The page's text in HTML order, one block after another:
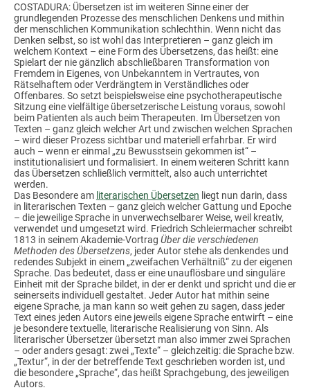
COSTADURA: Übersetzen ist im weiteren Sinne einer der
grundlegenden Prozesse des menschlichen Denkens und mithin
der menschlichen Kommunikation schlechthin. Wenn nicht das
Denken selbst, so ist wohl das Interpretieren – ganz gleich im
welchem Kontext – eine Form des Übersetzens, das heißt: eine
Spielart der nie gänzlich abschließbaren Transformation von
Fremdem in Eigenes, von Unbekanntem in Vertrautes, von
Rätselhaftem oder Verdrängtem in Verständliches oder
Offenbares. So setzt beispielsweise eine psychotherapeutische
Sitzung eine vielfältige übersetzerische Leistung voraus, sowohl
beim Patienten als auch beim Therapeuten. Im Übersetzen von
Texten – ganz gleich welcher Art und zwischen welchen Sprachen
– wird dieser Prozess sichtbar und materiell erfahrbar. Er wird
auch – wenn er einmal „zu Bewusstsein gekommen ist“ –
institutionalisiert und formalisiert. In einem weiteren Schritt kann
das Übersetzen schließlich vermittelt, also auch unterrichtet
werden.
Das Besondere am literarischen Übersetzen liegt nun darin, dass
in literarischen Texten – ganz gleich welcher Gattung und Epoche
– die jeweilige Sprache in unverwechselbarer Weise, weil kreativ,
verwendet und umgesetzt wird. Friedrich Schleiermacher schreibt
1813 in seinem Akademie-Vortrag Über die verschiedenen
Methoden des Übersetzens, jeder Autor stehe als denkendes und
redendes Subjekt in einem „zweifachen Verhältniß“ zu der eigenen
Sprache. Das bedeutet, dass er eine unauflösbare und singuläre
Einheit mit der Sprache bildet, in der er denkt und spricht und die er
seinerseits individuell gestaltet. Jeder Autor hat mithin seine
eigene Sprache, ja man kann so weit gehen zu sagen, dass jeder
Text eines jeden Autors eine jeweils eigene Sprache entwirft – eine
je besondere textuelle, literarische Realisierung von Sinn. Als
literarischer Übersetzer übersetzt man also immer zwei Sprachen
– oder anders gesagt: zwei „Texte“ – gleichzeitig: die Sprache bzw.
„Textur“, in der der betreffende Text geschrieben worden ist, und
die besondere „Sprache“, das heißt Sprachgebung, des jeweiligen
Autors.